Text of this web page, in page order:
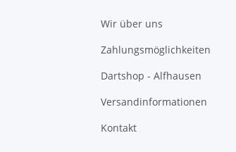
Wir über uns
Zahlungsmöglichkeiten
Dartshop - Alfhausen
Versandinformationen
Kontakt